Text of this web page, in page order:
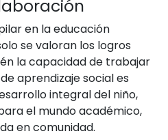
en la educación
se valoran los logros
la capacidad de trabajar
aprendizaje social es
integral del niño,
el mundo académico,
en comunidad.